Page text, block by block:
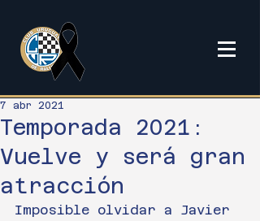
Temporada 2021:
Vuelve y será gran
atracción
7 abr 2021
Imposible olvidar a Javier